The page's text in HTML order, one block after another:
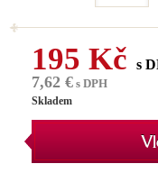
195 Kč s
7,62 € s DPH
Skladem